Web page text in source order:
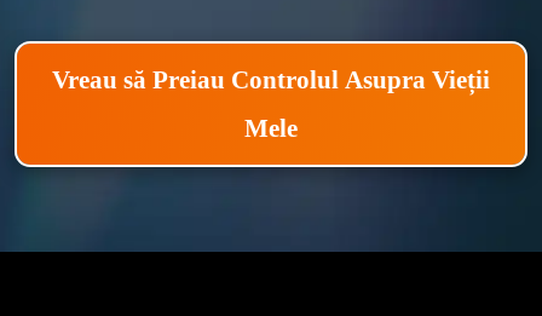
Vreau să Preiau Controlul Asupra Vieții
Mele